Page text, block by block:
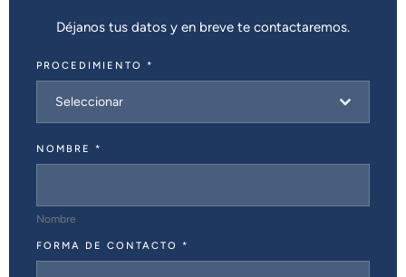
Déjanos tus datos y en breve te contactaremos.
PROCEDIMIENTO *
Seleccionar
NOMBRE *
Nombre
FORMA DE CONTACTO *